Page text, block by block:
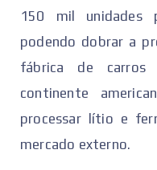
150 mil unidades
podendo dobrar a
fábrica de carros
continente
processar lítio e
mercado externo.